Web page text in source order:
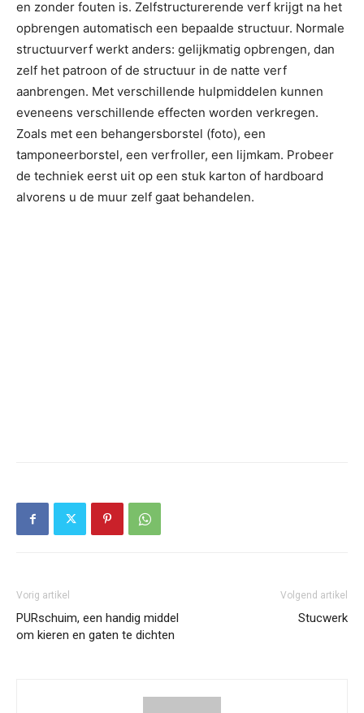
en zonder fouten is. Zelfstructurerende verf krijgt na het
opbrengen automatisch een bepaalde structuur. Normale
structuurverf werkt anders: gelijkmatig opbrengen, dan
zelf het patroon of de structuur in de natte verf
aanbrengen. Met verschillende hulpmiddelen kunnen
eveneens verschillende effecten worden verkregen.
Zoals met een behangersborstel (foto), een
tamponeerborstel, een verfroller, een lijmkam. Probeer
de techniek eerst uit op een stuk karton of hardboard
alvorens u de muur zelf gaat behandelen.
Vorig artikel
PURschuim, een handig middel
om kieren en gaten te dichten
Volgend artikel
Stucwerk